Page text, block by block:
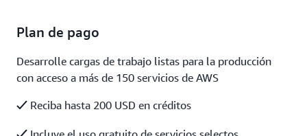
Plan de pago
Desarrolle cargas de trabajo listas para la producción
con acceso a más de 150 servicios de AWS
Reciba hasta 200 USD en créditos